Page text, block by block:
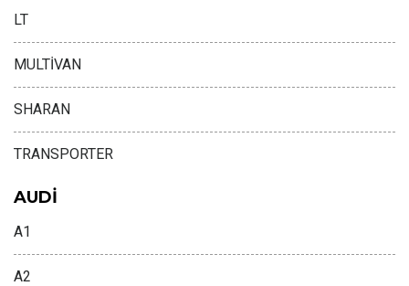
LT
MULTİVAN
SHARAN
TRANSPORTER
AUDİ
A1
A2